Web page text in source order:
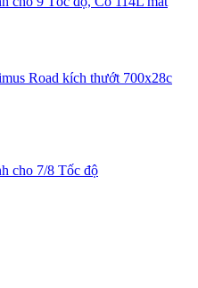
Road kích thướt 700x28c
cho 7/8 Tốc độ